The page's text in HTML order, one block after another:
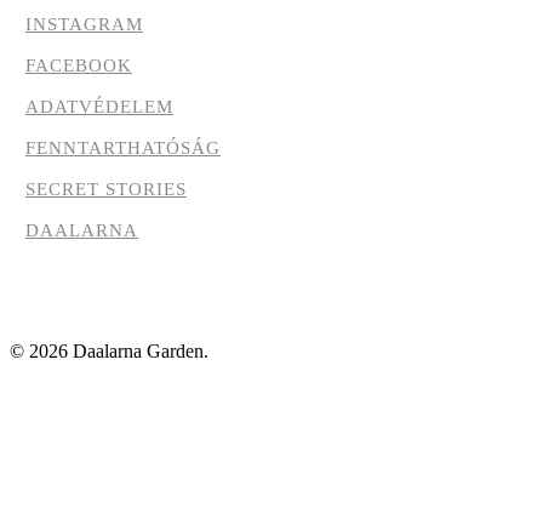
INSTAGRAM
FACEBOOK
ADATVÉDELEM
FENNTARTHATÓSÁG
SECRET STORIES
DAALARNA
© 2026 Daalarna Garden.